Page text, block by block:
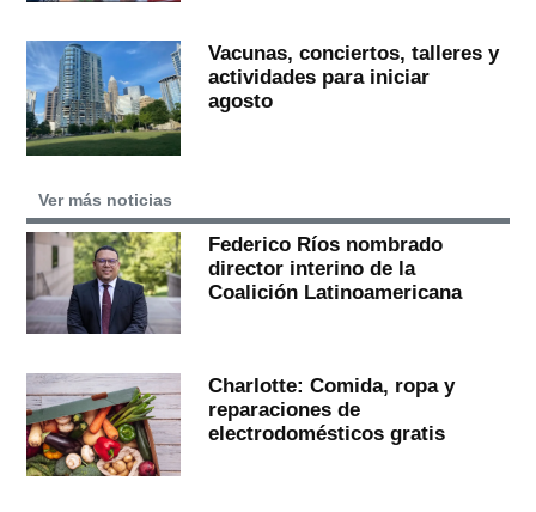
Vacunas, conciertos, talleres y
actividades para iniciar
agosto
Ver más noticias
Federico Ríos nombrado
director interino de la
Coalición Latinoamericana
Charlotte: Comida, ropa y
reparaciones de
electrodomésticos gratis